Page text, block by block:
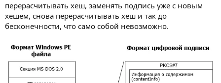
перерасчитывать хеш, заменять подпись уже с новым
хешем, снова перерасчитывать хеш и так до
бесконечности, что само собой невозможно.